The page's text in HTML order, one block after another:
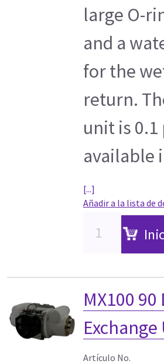
large O-
and a
for the
return.
unit is
available
[...]
Añadir a la lista de
MX100
Artículo No.